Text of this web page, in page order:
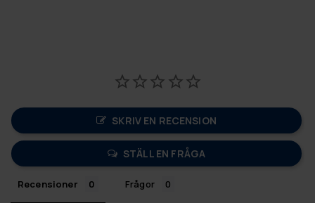
SKRIV EN RECENSION
STÄLL EN FRÅGA
Recensioner Frågor